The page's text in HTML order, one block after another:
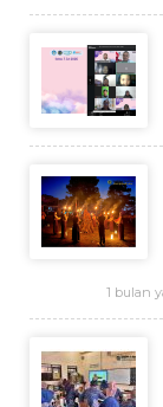
1 bulan